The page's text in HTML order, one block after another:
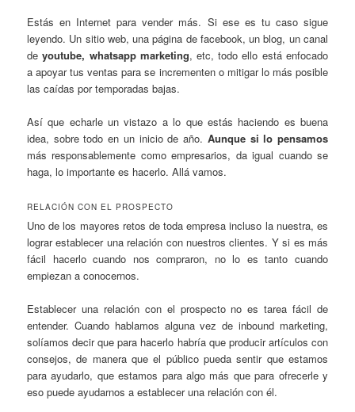
Estás en Internet para vender más. Si ese es tu caso sigue
leyendo. Un sitio web, una página de facebook, un blog, un canal
deyoutube, whatsapp marketing, etc, todo ello está enfocado
a apoyar tus ventas para se incrementen o mitigar lo más posible
las caídas por temporadas bajas.
Así que echarle un vistazo a lo que estás haciendo es buena
idea, sobre todo en un inicio de año. Aunque si lo pensamos
más responsablemente como empresarios, da igual cuando se
haga, lo importante es hacerlo. Allá vamos.
RELACIÓN CON EL PROSPECTO
Uno de los mayores retos de toda empresa incluso la nuestra, es
lograr establecer una relación con nuestros clientes. Y si es más
fácil hacerlo cuando nos compraron, no lo es tanto cuando
empiezan a conocernos.
Establecer una relación con el prospecto no es tarea fácil de
entender. Cuando hablamos alguna vez de inbound marketing,
solíamos decir que para hacerlo habría que producir artículos con
consejos, de manera que el público pueda sentir que estamos
para ayudarlo, que estamos para algo más que para ofrecerle y
eso puede ayudarnos a establecer una relación con él.